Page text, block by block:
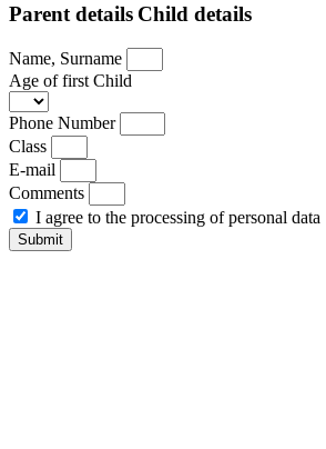
Parent details Child details
Name, Surname
Age of first Child
Phone Number
Class
E-mail
Comments
I agree to the processing of personal data
Submit